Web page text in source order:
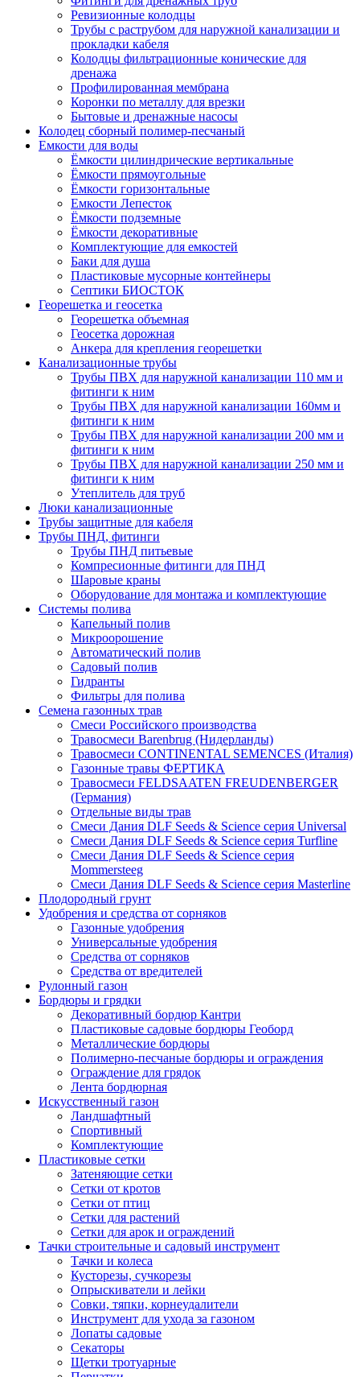
Ревизионные колодцы
Трубы с раструбом для наружной канализации и
прокладки кабеля
Колодцы фильтрационные конические для
дренажа
Профилированная мембрана
Коронки по металлу для врезки
Бытовые и дренажные насосы
Колодец сборный полимер-песчаный
Емкости для воды
Ёмкости цилиндрические вертикальные
Ёмкости прямоугольные
Ёмкости горизонтальные
Емкости Лепесток
Ёмкости подземные
Ёмкости декоративные
Комплектующие для емкостей
Баки для душа
Пластиковые мусорные контейнеры
Септики БИОСТОК
Георешетка и геосетка
Георешетка объемная
Геосетка дорожная
Анкера для крепления георешетки
Канализационные трубы
Трубы ПВХ для наружной канализации 110 мм и
фитинги к ним
Трубы ПВХ для наружной канализации 160мм и
фитинги к ним
Трубы ПВХ для наружной канализации 200 мм и
фитинги к ним
Трубы ПВХ для наружной канализации 250 мм и
фитинги к ним
Утеплитель для труб
Люки канализационные
Трубы защитные для кабеля
Трубы ПНД, фитинги
Трубы ПНД питьевые
Компресионные фитинги для ПНД
Шаровые краны
Оборудование для монтажа и комплектующие
Системы полива
Капельный полив
Микроорошение
Автоматический полив
Садовый полив
Гидранты
Фильтры для полива
Семена газонных трав
Смеси Российского производства
Травосмеси Barenbrug (Нидерланды)
Травосмеси CONTINENTAL SEMENCES (Италия)
Газонные травы ФЕРТИКА
Травосмеси FELDSAATEN FREUDENBERGER
(Германия)
Отдельные виды трав
Смеси Дания DLF Seeds & Sciеnce серия Universal
Смеси Дания DLF Seeds & Sciеnce серия Turfline
Смеси Дания DLF Seeds & Sciеnce серия
Mommersteeg
Смеси Дания DLF Seeds & Sciеnce серия Masterline
Плодородный грунт
Удобрения и средства от сорняков
Газонные удобрения
Универсальные удобрения
Средства от сорняков
Средства от вредителей
Рулонный газон
Бордюры и грядки
Декоративный бордюр Кантри
Пластиковые садовые бордюры Геоборд
Металлические бордюры
Полимерно-песчаные бордюры и ограждения
Ограждение для грядок
Лента бордюрная
Искусственный газон
Ландшафтный
Спортивный
Комплектующие
Пластиковые сетки
Затеняющие сетки
Сетки от кротов
Сетки от птиц
Сетки для растений
Сетки для арок и ограждений
Тачки строительные и садовый инструмент
Тачки и колеса
Кусторезы, сучкорезы
Опрыскиватели и лейки
Совки, тяпки, корнеудалители
Инструмент для ухода за газоном
Лопаты садовые
Секаторы
Щетки тротуарные